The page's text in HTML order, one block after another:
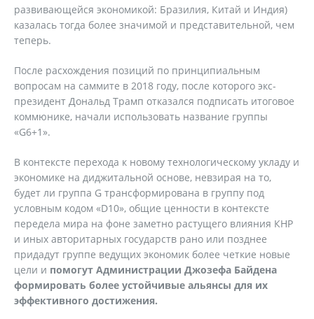
развивающейся экономикой: Бразилия, Китай и Индия)
казалась тогда более значимой и представительной, чем
теперь.
После расхождения позиций по принципиальным
вопросам на саммите в 2018 году, после которого экс-
президент Дональд Трамп отказался подписать итоговое
коммюнике, начали использовать название группы
«G6+1».
В контексте перехода к новому технологическому укладу и
экономике на диджитальной основе, невзирая на то,
будет ли группа G трансформирована в группу под
условным кодом «D10», общие ценности в контексте
передела мира на фоне заметно растущего влияния КНР
и иных авторитарных государств рано или позднее
придадут группе ведущих экономик более четкие новые
цели и помогут Администрации Джозефа Байдена
формировать более устойчивые альянсы для их
эффективного достижения.